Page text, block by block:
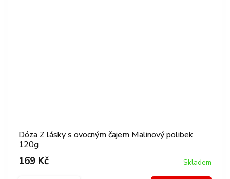
Dóza Z lásky s ovocným čajem Malinový polibek
120g
Skladem
169 Kč